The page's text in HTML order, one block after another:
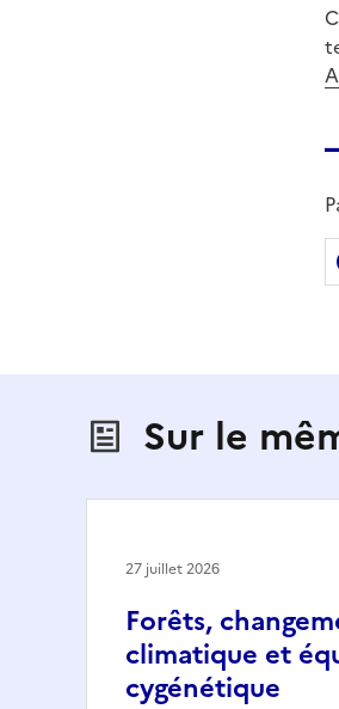
Sur le
Forêts,
climatique et
cygénétique
27 juillet 2026